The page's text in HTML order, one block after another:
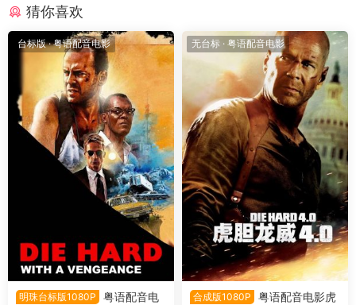
猜你喜欢
台标版·粤语配音电影
明珠台标版1080P
粤语配音电
无台标 · 粤语配音电影
合成版1080P
粤语配音电影虎